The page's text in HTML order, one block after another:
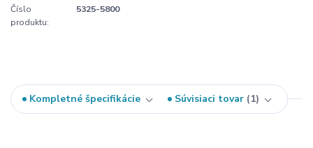
Číslo
produktu:
5325-5800
Kompletné špecifikácie Súvisiaci tovar 1